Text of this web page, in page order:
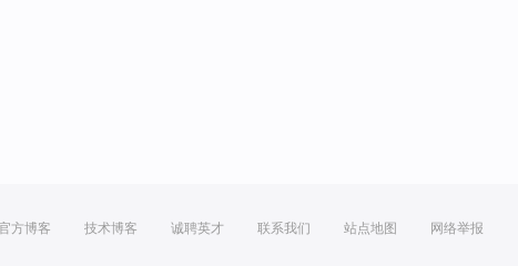
方博客 技术博客 诚聘英才 联系我们 站点地图 网络举报